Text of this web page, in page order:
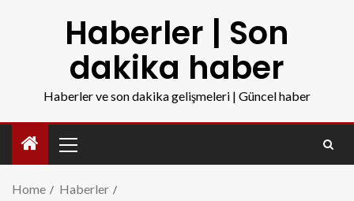
Haberler | Son
dakika haber
Haberler ve son dakika gelişmeleri | Güncel haber
Home
Haberler